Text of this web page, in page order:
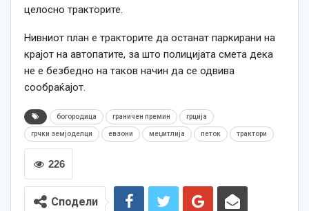
целосно тракторите.
Нивниот план е тракторите да останат паркирани на
крајот на автопатите, за што полицијата смета дека
не е безбедно на таков начин да се одвива
сообраќајот.
богородица граничен премин грција
грчки земјоделци евзони меџитлија петок трактори
226
Сподели